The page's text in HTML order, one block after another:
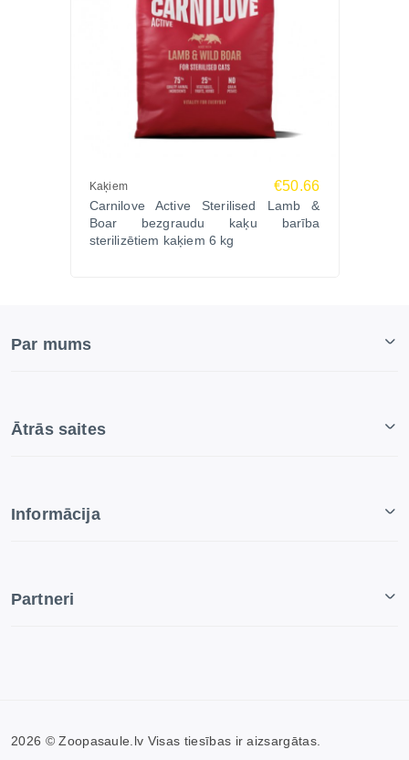
Kaķiem €50.66
Carnilove Active Sterilised Lamb &
Boar bezgraudu kaķu barība
sterilizētiem kaķiem 6 kg
Par mums
Ātrās saites
Informācija
Partneri
2026 © Zoopasaule.lv Visas tiesības ir aizsargātas.